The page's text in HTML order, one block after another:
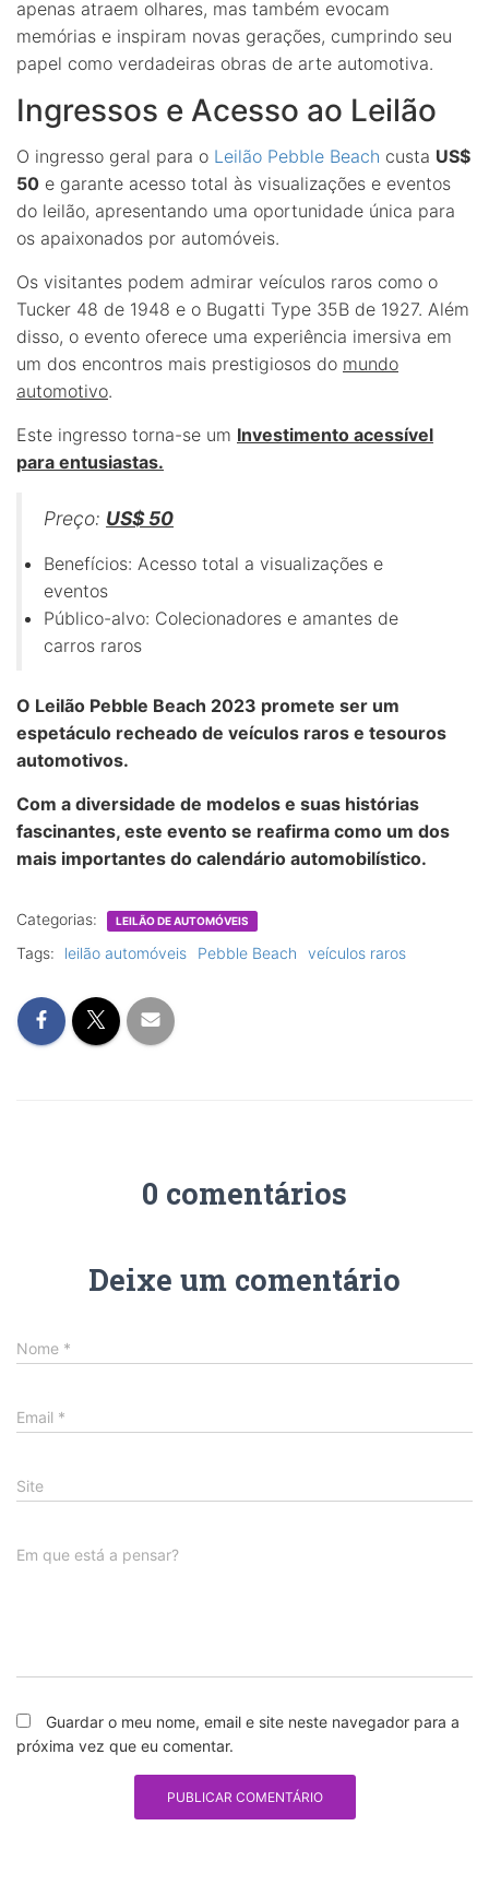
apenas atraem olhares, mas também evocam
memórias e inspiram novas gerações, cumprindo seu
papel como verdadeiras obras de arte automotiva.
Ingressos e Acesso ao Leilão
O ingresso geral para o Leilão Pebble Beach custa US$
50 e garante acesso total às visualizações e eventos
do leilão, apresentando uma oportunidade única para
os apaixonados por automóveis.
Os visitantes podem admirar veículos raros como o
Tucker 48 de 1948 e o Bugatti Type 35B de 1927. Além
disso, o evento oferece uma experiência imersiva em
um dos encontros mais prestigiosos do mundo
automotivo.
Este ingresso torna-se um Investimento acessível
para entusiastas.
Preço: US$ 50
Benefícios: Acesso total a visualizações e
eventos
Público-alvo: Colecionadores e amantes de
carros raros
O Leilão Pebble Beach 2023 promete ser um
espetáculo recheado de veículos raros e tesouros
automotivos.
Com a diversidade de modelos e suas histórias
fascinantes, este evento se reafirma como um dos
mais importantes do calendário automobilístico.
Categorias: LEILÃO DE AUTOMÓVEIS
Tags: leilão automóveis Pebble Beach veículos raros
0 comentários
Deixe um comentário
Nome *
Email *
Site
Em que está a pensar?
Guardar o meu nome, email e site neste navegador para a
próxima vez que eu comentar.